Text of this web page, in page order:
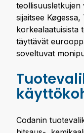
teollisuusletkujen
sijaitsee
korkealaatuisista
täyttävät
soveltuvat
Codanin